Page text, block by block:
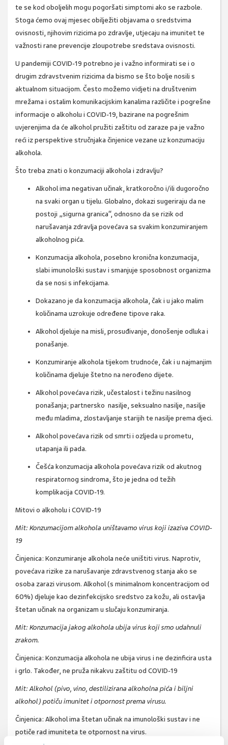
te se kod oboljelih mogu pogoršati simptomi ako se razbole.
Stoga ćemo ovaj mjesec obilježiti objavama o sredstvima
ovisnosti, njihovim rizicima po zdravlje, utjecaju na imunitet te
važnosti rane prevencije zloupotrebe sredstava ovisnosti.
U pandemiji COVID-19 potrebno je i važno informirati se i o
drugim zdravstvenim rizicima da bismo se što bolje nosili s
aktualnom situacijom. Često možemo vidjeti na društvenim
mrežama i ostalim komunikacijskim kanalima različite i pogrešne
informacije o alkoholu i COVID-19, bazirane na pogrešnim
uvjerenjima da će alkohol pružiti zaštitu od zaraze pa je važno
reći iz perspektive stručnjaka činjenice vezane uz konzumaciju
alkohola.
Što treba znati o konzumaciji alkohola i zdravlju?
Alkohol ima negativan učinak, kratkoročno i/ili dugoročno
na svaki organ u tijelu. Globalno, dokazi sugeriraju da ne
postoji „sigurna granica“, odnosno da se rizik od
narušavanja zdravlja povećava sa svakim konzumiranjem
alkoholnog pića.
Konzumacija alkohola, posebno kronična konzumacija,
slabi imunološki sustav i smanjuje sposobnost organizma
da se nosi s infekcijama.
Dokazano je da konzumacija alkohola, čak i u jako malim
količinama uzrokuje određene tipove raka.
Alkohol djeluje na misli, prosuđivanje, donošenje odluka i
ponašanje.
Konzumiranje alkohola tijekom trudnoće, čak i u najmanjim
količinama djeluje štetno na nerođeno dijete.
Alkohol povećava rizik, učestalost i težinu nasilnog
ponašanja; partnersko nasilje, seksualno nasilje, nasilje
među mladima, zlostavljanje starijih te nasilje prema djeci.
Alkohol povećava rizik od smrti i ozljeda u prometu,
utapanja ili pada.
Češća konzumacija alkohola povećava rizik od akutnog
respiratornog sindroma, što je jedna od težih
komplikacija COVID-19.
Mitovi o alkoholu i COVID-19
Mit: Konzumacijom alkohola uništavamo virus koji izaziva COVID-
19
Činjenica: Konzumiranje alkohola neće uništiti virus. Naprotiv,
povećava rizike za narušavanje zdravstvenog stanja ako se
osoba zarazi virusom. Alkohol (s minimalnom koncentracijom od
60%) djeluje kao dezinfekcijsko sredstvo za kožu, ali ostavlja
štetan učinak na organizam u slučaju konzumiranja.
Mit: Konzumacija jakog alkohola ubija virus koji smo udahnuli
zrakom.
Činjenica: Konzumacija alkohola ne ubija virus i ne dezinficira usta
i grlo. Također, ne pruža nikakvu zaštitu od COVID-19
Mit: Alkohol (pivo, vino, destilizirana alkoholna pića i biljni
alkohol) potiču imunitet i otpornost prema virusu.
Činjenica: Alkohol ima štetan učinak na imunološki sustav i ne
potiče rad imuniteta te otpornost na virus.